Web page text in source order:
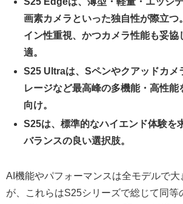
画素カメラといった独自性が際立つ
イン性重視、かつカメラ性能も妥協
適。
S25 Ultraは、Sペンやクアッドカメ
レージなど最高峰の多機能・高性能
向け。
S25は、標準的なハイエンド体験を
バランスの良い選択肢。
AI機能やパフォーマンスは全モデルで大
が、これらはS25シリーズで総じて同等